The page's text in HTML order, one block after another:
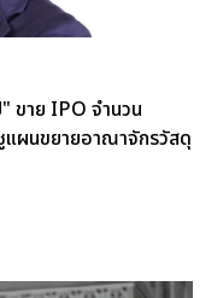
ขาย IPO จำนวน
แผนขยายอาณาจักรวัสดุ